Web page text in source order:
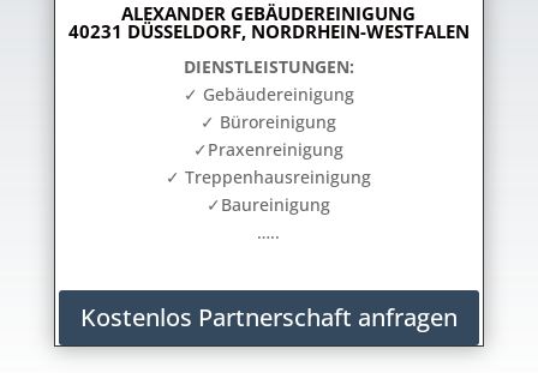
ALEXANDER GEBÄUDEREINIGUNG
40231 DÜSSELDORF, NORDRHEIN-WESTFALEN
DIENSTLEISTUNGEN:
✓ Gebäudereinigung
✓ Büroreinigung
✓Praxenreinigung
✓ Treppenhausreinigung
✓Baureinigung
…..
Kostenlos Partnerschaft anfragen